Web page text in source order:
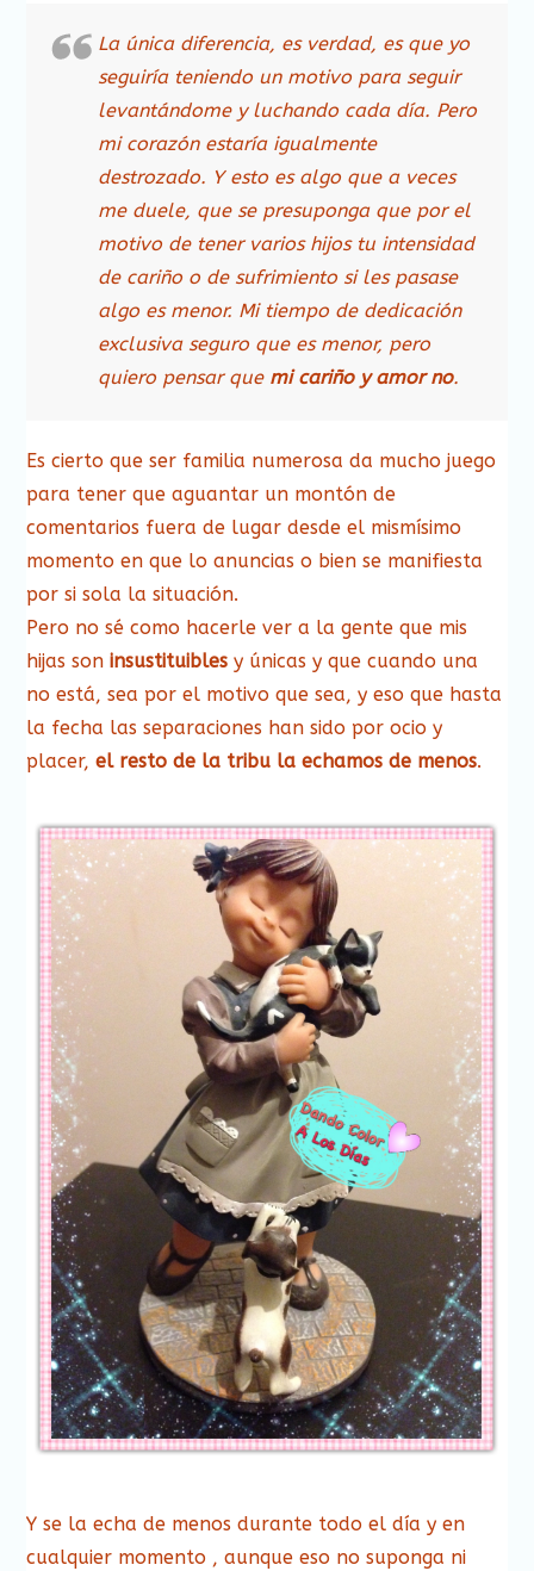
La única diferencia, es verdad, es que yo
seguiría teniendo un motivo para seguir
levantándome y luchando cada día. Pero
mi corazón estaría igualmente
destrozado. Y esto es algo que a veces
me duele, que se presuponga que por el
motivo de tener varios hijos tu intensidad
de cariño o de sufrimiento si les pasase
algo es menor. Mi tiempo de dedicación
exclusiva seguro que es menor, pero
quiero pensar que mi cariño y amor no.
Es cierto que ser familia numerosa da mucho juego
para tener que aguantar un montón de
comentarios fuera de lugar desde el mismísimo
momento en que lo anuncias o bien se manifiesta
por si sola la situación.
Pero no sé como hacerle ver a la gente que mis
hijas soninsustituibles y únicas y que cuando una
no está, sea por el motivo que sea, y eso que hasta
la fecha las separaciones han sido por ocio y
placer, el resto de la tribu la echamos de menos.
Y se la echa de menos durante todo el día y en
cualquier momento , aunque eso no suponga ni